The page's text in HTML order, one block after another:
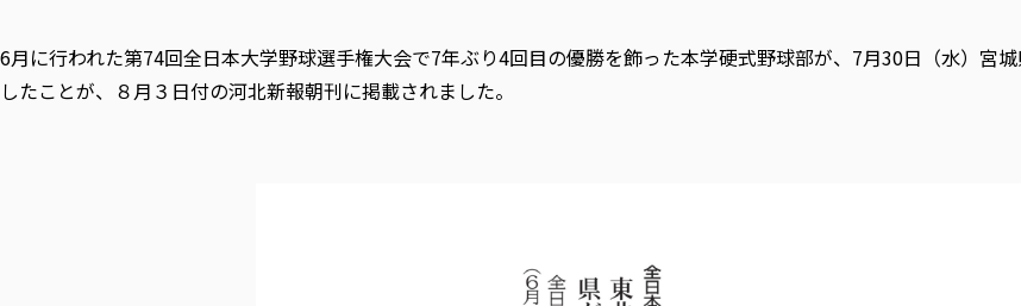
6月に行われた第74回全日本大学野球選手権大会で7年ぶり4回目の優勝を飾った本学硬式野球部が、7月30日（水）宮
したことが、８月３日付の河北新報朝刊に掲載されました。